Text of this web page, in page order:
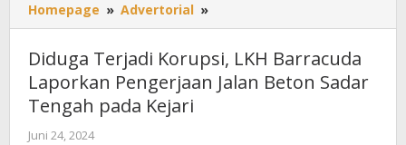
Homepage » Advertorial »
Terjadi
LKH
Barracuda
Diduga Terjadi Korupsi, LKH Barracuda
Laporkan Pengerjaan Jalan Beton Sadar
Tengah pada Kejari
Juni 24, 2024